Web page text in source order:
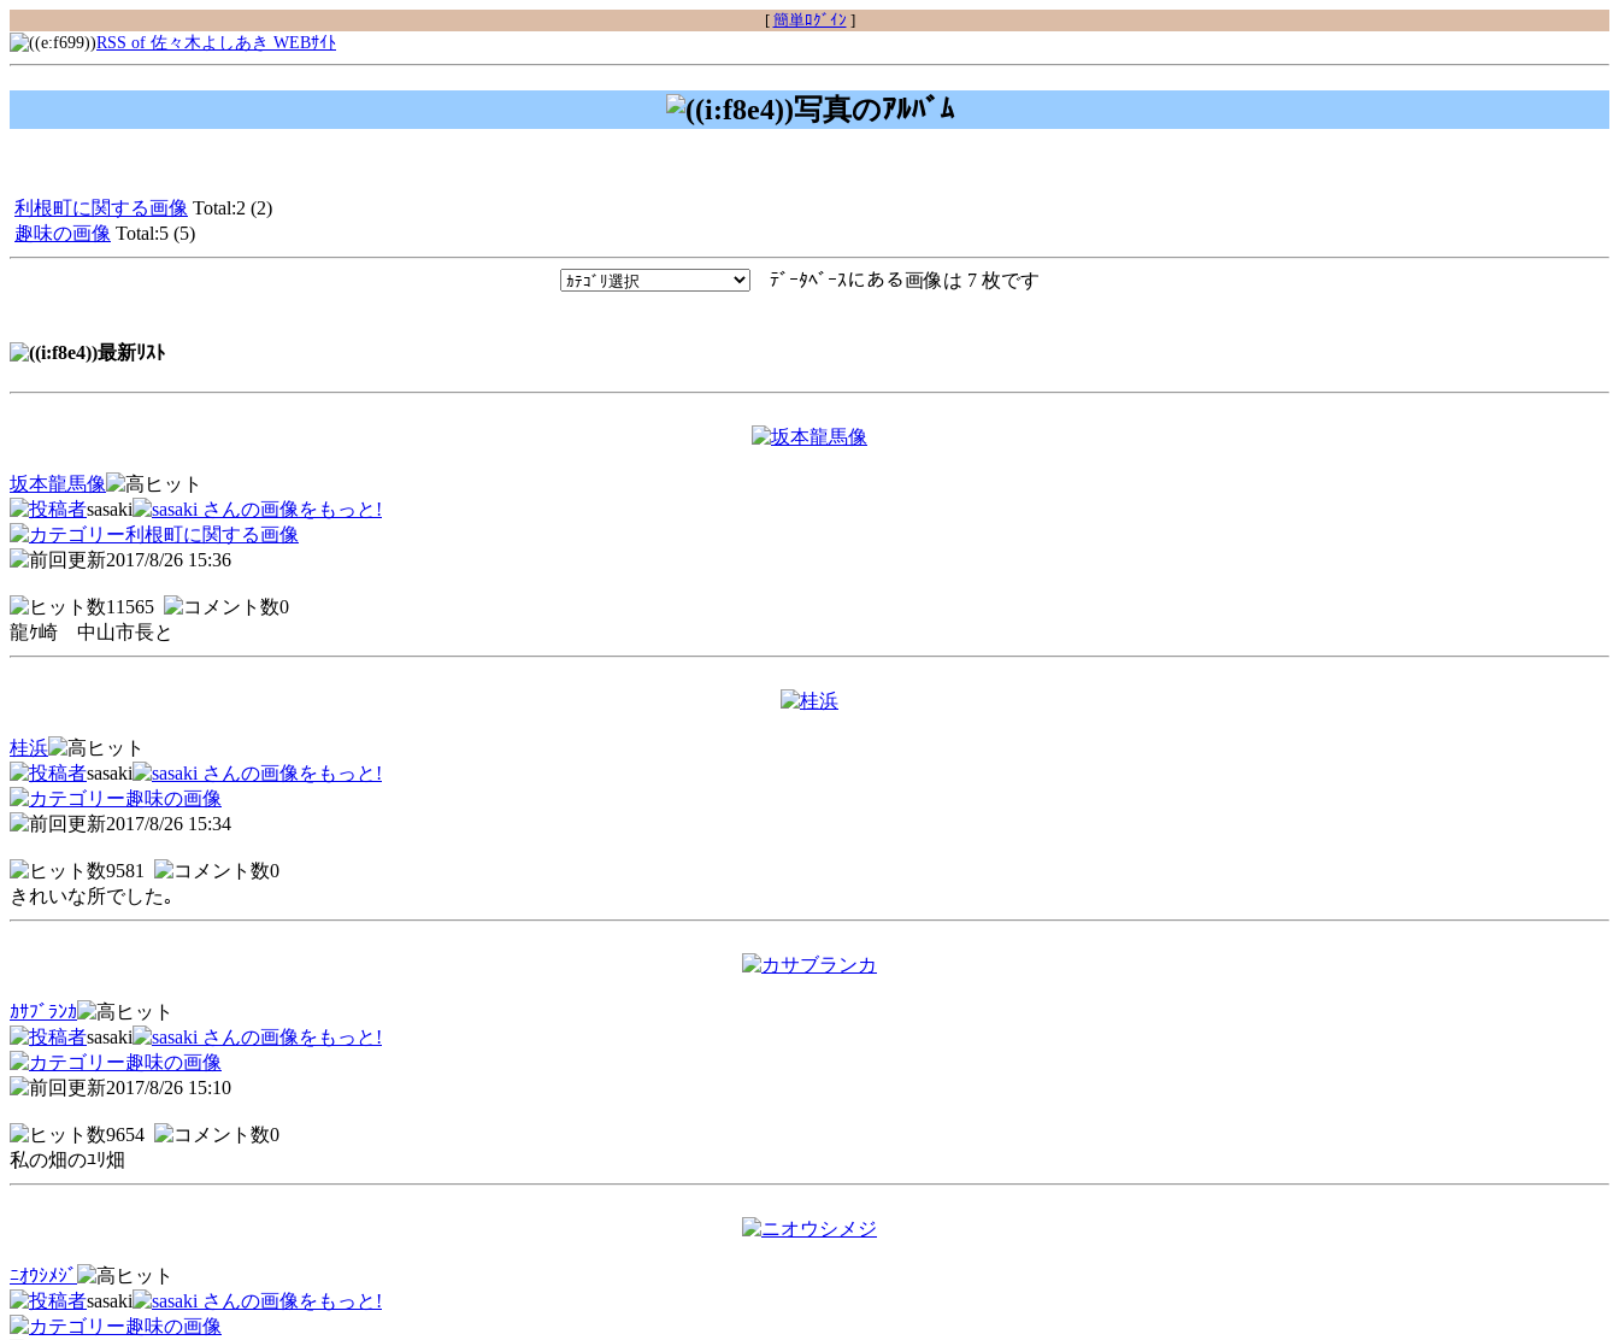
[ 簡単ﾛｸﾞｲﾝ ]
RSS of 佐々木よしあき WEBｻｲﾄ
写真のｱﾙﾊﾞﾑ
利根町に関する画像 Total:2 (2)
趣味の画像 Total:5 (5)
ﾃﾞｰﾀﾍﾞｰｽにある画像は 7 枚です
最新ﾘｽﾄ
坂本龍馬像
sasaki
利根町に関する画像
2017/8/26 15:36
11565
0
龍ｹ崎 中山市長と
桂浜
sasaki
趣味の画像
2017/8/26 15:34
9581
0
きれいな所でした｡
ｶｻﾌﾞﾗﾝｶ
sasaki
趣味の画像
2017/8/26 15:10
9654
0
私の畑のﾕﾘ畑
ﾆｵｳｼﾒｼﾞ
sasaki
趣味の画像